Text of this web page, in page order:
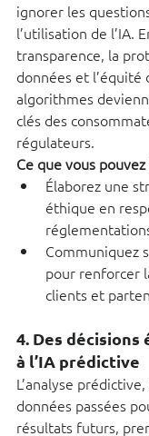
ignorer les
l’utilisation de l’IA.
transparence, la
données et l’équité
algorithmes
clés des
régulateurs.
Ce que vous
Élaborez une
éthique en
Communiquez
pour renforcer
clients et
4. Des décisions
à l’IA prédictive
L’analyse
données passées
résultats futurs,